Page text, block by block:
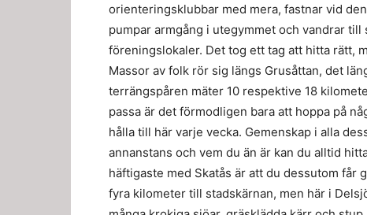
orienteringsklubbar med mera, fastnar vid
pumpar armgång i utegymmet och vandrar
föreningslokaler. Det tog ett tag att hitta rätt,
Massor av folk rör sig längs Grusåttan, det
terrängspåren mäter 10 respektive 18
passa är det förmodligen bara att hoppa på
hålla till här varje vecka. Gemenskap i alla
annanstans och vem du än är kan du alltid
häftigaste med Skatås är att du dessutom får
fyra kilometer till stadskärnan, men här i